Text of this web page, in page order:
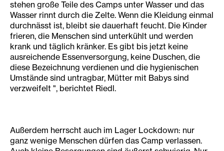
stehen große Teile des Camps unter Wasser und das
Wasser rinnt durch die Zelte. Wenn die Kleidung einmal
durchnässt ist, bleibt sie dauerhaft feucht. Die Kinder
frieren, die Menschen sind unterkühlt und werden
krank und täglich kränker. Es gibt bis jetzt keine
ausreichende Essenversorgung, keine Duschen, die
diese Bezeichnung verdienen und die hygienischen
Umstände sind untragbar, Mütter mit Babys sind
verzweifelt ", berichtet Riedl.
Außerdem herrscht auch im Lager Lockdown: nur
ganz wenige Menschen dürfen das Camp verlassen.